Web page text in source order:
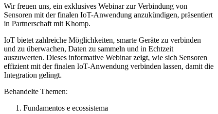
Wir freuen uns, ein exklusives Webinar zur Verbindung von
Sensoren mit der finalen IoT-Anwendung anzukündigen, präsentiert
in Partnerschaft mit Khomp.
IoT bietet zahlreiche Möglichkeiten, smarte Geräte zu verbinden
und zu überwachen, Daten zu sammeln und in Echtzeit
auszuwerten. Dieses informative Webinar zeigt, wie sich Sensoren
effizient mit der finalen IoT-Anwendung verbinden lassen, damit die
Integration gelingt.
Behandelte Themen:
Fundamentos e ecossistema